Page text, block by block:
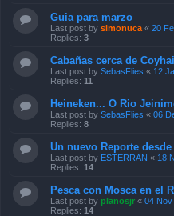
Guia para marzo
Last post by simonuca « 20
Replies: 3
Cabañas cerca de
Last post by SebasFlies « 12
Replies: 11
Heineken... O Rio
Last post by SebasFlies « 06
Replies: 8
Un nuevo Reporte
Last post by ESTERRAN « 18
Replies: 14
Pesca con Mosca en el
Last post by planosjr « 04 Nov
Replies: 14